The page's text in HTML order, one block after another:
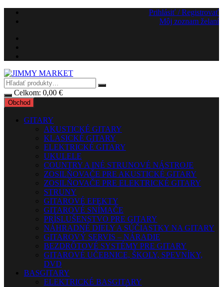
Preskočiť
Prihlásiť / Registrovať
Môj zoznam želaní
Celkom: 0,00 €
Obchod
GITARY
AKUSTICKÉ GITARY
KLASICKÉ GITARY
ELEKTRICKÉ GITARY
UKULELE
COUNTRY A INÉ STRUNOVÉ NÁSTROJE
ZOSILŇOVAČE PRE AKUSTICKÉ GITARY
ZOSILŇOVAČE PRE ELEKTRICKÉ GITARY
STRUNY
GITAROVÉ EFEKTY
GITAROVÉ SNÍMAČE
PRÍSLUŠENSTVO PRE GITARY
NÁHRADNÉ DIELY A SÚČIASTKY NA GITARY
GITAROVÝ SERVIS – NÁRADIE
BEZDRÔTOVÉ SYSTÉMY PRE GITARY
GITAROVÉ UČEBNICE, ŠKOLY, SPEVNÍKY,
DVD
BASGITARY
ELEKTRICKÉ BASGITARY